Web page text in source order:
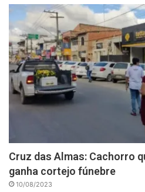
Cruz das Almas: Cachorro
ganha cortejo fúnebre
10/08/2023